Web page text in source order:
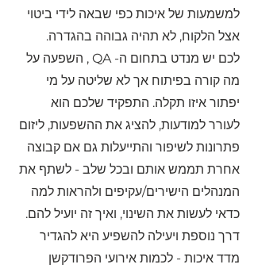
למשמעות של איכות כפי שבאה לידי ביטוי
אצל הלקוח, לא תהיה גבוהה בהגדרה.
לכם יש מנדט בתחום ה- QA , השפעה על
מה קורה בפיתוח אך לא שליטה על מי
יפתור איזו תקלה. התפקיד שלכם הוא
לעורר למודעות, להציג את ההשפעות, ליזום
פתרונות לשיפור והתייעלות גם אם קבוצה
אחרת תממש אותם ובכל שלב - לשתף את
המנהלים הישירים/עקיפים ולהראות למה
כדאי לעשות את השינוי, ואיך זה יועיל להם.
דרך נוספת ויעילה להשפיע היא להגדיר
מדד איכות - לכמות אירועי הפרודקשן